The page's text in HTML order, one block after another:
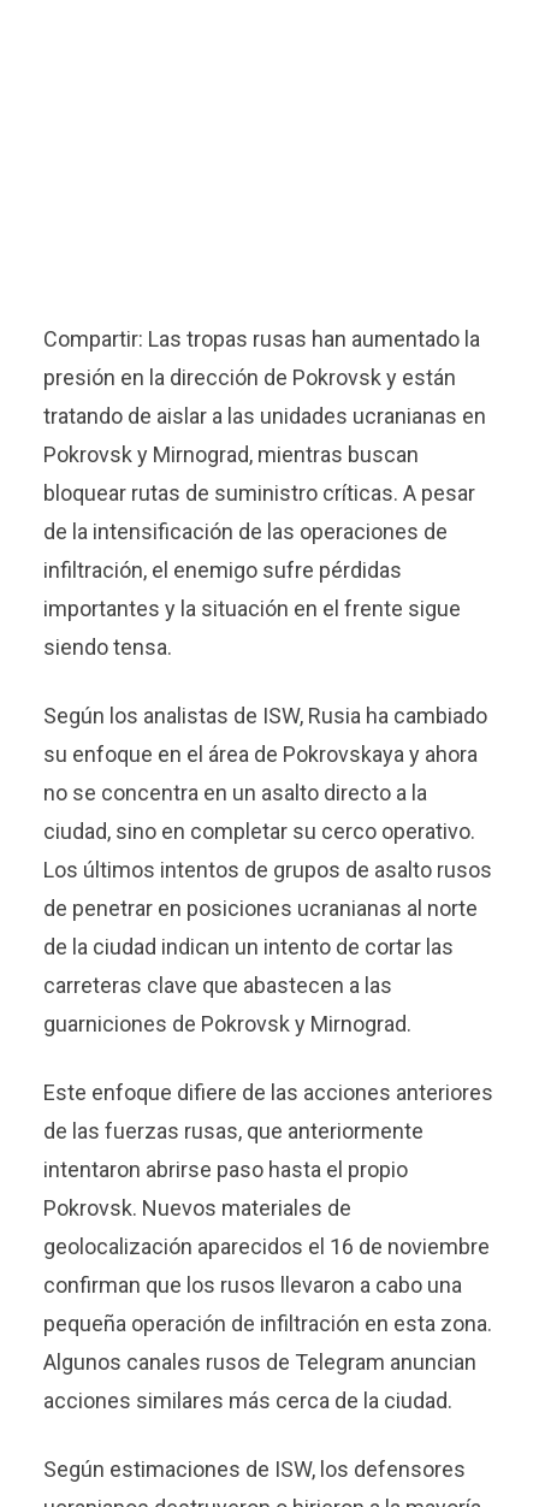
Compartir: Las tropas rusas han aumentado la
presión en la dirección de Pokrovsk y están
tratando de aislar a las unidades ucranianas en
Pokrovsk y Mirnograd, mientras buscan
bloquear rutas de suministro críticas. A pesar
de la intensificación de las operaciones de
infiltración, el enemigo sufre pérdidas
importantes y la situación en el frente sigue
siendo tensa.
Según los analistas de ISW, Rusia ha cambiado
su enfoque en el área de Pokrovskaya y ahora
no se concentra en un asalto directo a la
ciudad, sino en completar su cerco operativo.
Los últimos intentos de grupos de asalto rusos
de penetrar en posiciones ucranianas al norte
de la ciudad indican un intento de cortar las
carreteras clave que abastecen a las
guarniciones de Pokrovsk y Mirnograd.
Este enfoque difiere de las acciones anteriores
de las fuerzas rusas, que anteriormente
intentaron abrirse paso hasta el propio
Pokrovsk. Nuevos materiales de
geolocalización aparecidos el 16 de noviembre
confirman que los rusos llevaron a cabo una
pequeña operación de infiltración en esta zona.
Algunos canales rusos de Telegram anuncian
acciones similares más cerca de la ciudad.
Según estimaciones de ISW, los defensores